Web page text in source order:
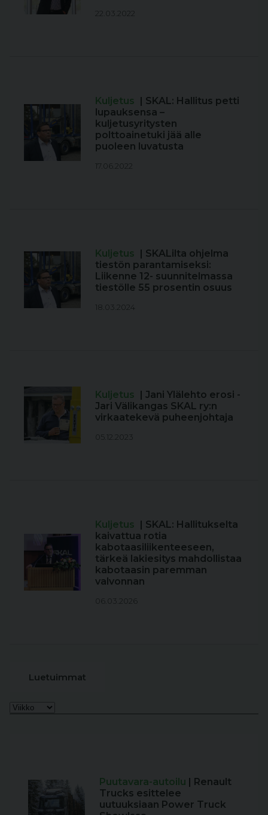
22.03.2022
Kuljetus | SKAL: Hallitus petti
lupauksensa –
kuljetusyritysten
polttoainetuki jää alle
puoleen luvatusta
17.06.2022
Kuljetus | SKALilta ohjelma
tiestön parantamiseksi:
Liikenne 12- suunnitelmassa
tiestölle 55 prosentin osuus
18.03.2024
Kuljetus | Jani Ylälehto erosi -
Jari Välikangas SKAL ry:n
virkaatekevä puheenjohtaja
05.12.2023
Kuljetus | SKAL: Hallitukselta
kaivattua rotia
kabotaasiliikenteeseen,
tärkeä lakiesitys mahdollistaa
kabotaasin paremman
valvonnan
06.03.2026
Luetuimmat
Puutavara-autoilu | Renault
Trucks esittelee
uutuuksiaan Power Truck